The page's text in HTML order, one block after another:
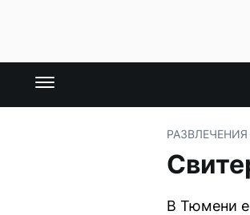
РАЗВЛЕЧЕНИЯ
В Тюмени